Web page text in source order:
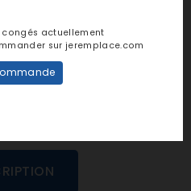
congés actuellement
sur jeremplace.com